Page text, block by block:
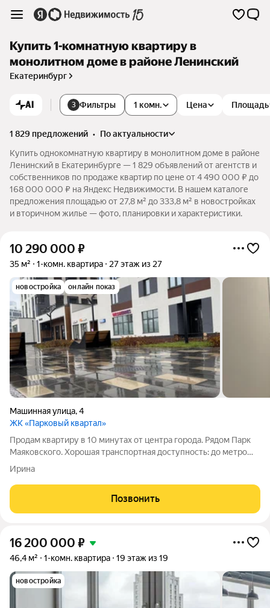
Купить 1-комнатную квартиру в
монолитном доме в районе Ленинский
Екатеринбург
AI 3 Фильтры 1 комн. Цена Площадь
1 829 предложений •
по актуальности
Купить однокомнатную квартиру в монолитном доме в районе
Ленинский в Екатеринбурге — 1 829 объявлений от агентств и
собственников по продаже квартир по цене от 4 490 000 ₽ до
168 000 000 ₽ на Яндекс Недвижимости. В нашем каталоге
предложения площадью от 27,8 м² до 333,8 м² в новостройках
и вторичном жилье — фото, планировки и характеристики.
10 290 000 ₽
35 м² 1-комн. квартира 27 этаж из 27
новостройка онлайн показ
Машинная улица,4
ЖК «Парковый квартал»
Продам квартиру в 10 минутах от центра города. Рядом Парк
Маяковского. Хорошая транспортная доступность: до метро
можно дойти пешком. Великолепный вид из окна.Хороший
обзор. Высокие потолки, 2,75.Нет соседей сверху.
Качественный
Ирина
Позвонить
16 200 000 ₽
46,4 м² 1-комн. квартира 19 этаж из 19
новостройка